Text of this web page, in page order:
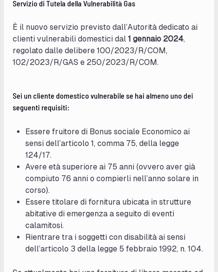
Servizio di Tutela della Vulnerabilità Gas
È il nuovo servizio previsto dall’Autorità dedicato ai
clienti vulnerabili domestici dal 1 gennaio 2024,
regolato dalle delibere 100/2023/R/COM,
102/2023/R/GAS e 250/2023/R/COM.
Sei un cliente domestico vulnerabile se hai almeno uno dei
seguenti requisiti:
Essere fruitore di Bonus sociale Economico ai
sensi dell’articolo 1, comma 75, della legge
124/17.
Avere età superiore ai 75 anni (ovvero aver già
compiuto 76 anni o compierli nell’anno solare in
corso).
Essere titolare di fornitura ubicata in strutture
abitative di emergenza a seguito di eventi
calamitosi.
Rientrare tra i soggetti con disabilità ai sensi
dell’articolo 3 della legge 5 febbraio 1992, n. 104.